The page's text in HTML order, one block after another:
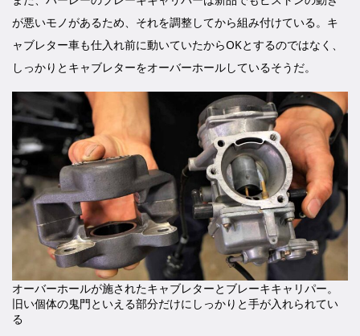
が悪いモノがあるため、それを調整してから組み付けている。キ
ャブレター車も仕入れ前に動いていたからOKとするのではなく、
しっかりとキャブレターをオーバーホールしているそうだ。
オーバーホールが施されたキャブレターとブレーキキャリパー。
旧い個体の鬼門といえる部分だけにしっかりと手が入れられてい
る